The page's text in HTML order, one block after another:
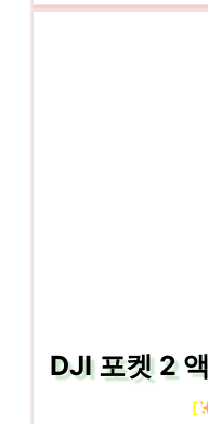
DJI 포켓 2
[